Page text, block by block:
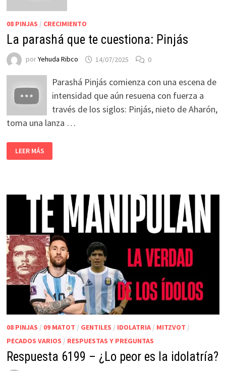
08 PINJAS / CRECIMIENTO
La parashá que te cuestiona: Pinjás
porYehuda Ribco 14/07/2025 0
Parashá Pinjás comienza con una escena de
intensidad que aún resuena con fuerza a
través de los siglos: Pinjás, nieto de Aharón,
toma una lanza …
LEER MÁS
08 PINJAS / 09 MATOT / GENTILES / IDOLATRIA/ MITZVOT /
PECADOS VARIOS / RESPUESTAS Y PREGUNTAS
Respuesta 6199 – ¿Lo peor es la idolatría?